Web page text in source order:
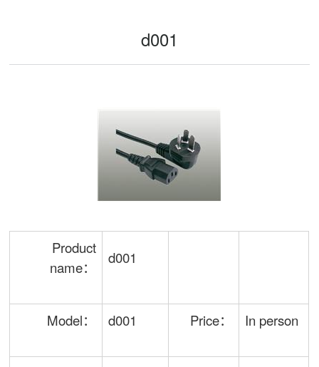
d001
Product
name：
d001
Model： d001 Price： In person